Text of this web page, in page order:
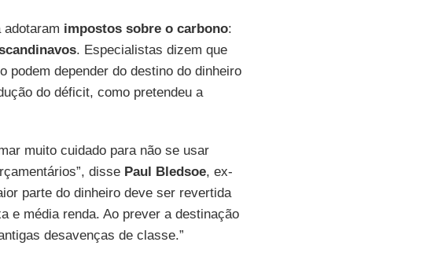
impostos sobre o carbono:
. Especialistas dizem que
depender do destino do dinheiro
do déficit, como pretendeu a
muito cuidado para não se usar
dissePaul Bledsoe, ex-
parte do dinheiro deve ser revertida
e média renda. Ao prever a destinação
desavenças de classe.”